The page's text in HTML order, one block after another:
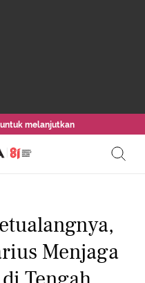
melanjutkan
Menjaga